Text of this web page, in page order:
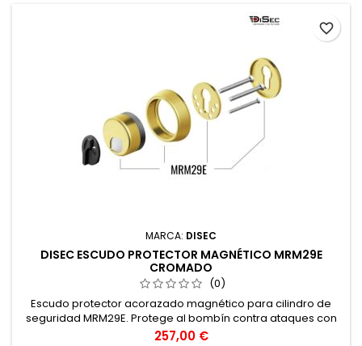
MARCA: DISEC
DISEC ESCUDO PROTECTOR MAGNÉTICO MRM29E
CROMADO
(0)
Escudo protector acorazado magnético para cilindro de
seguridad MRM29E. Protege al bombín contra ataques con
violencia y vandalismo.
Precio
257,00 €
favorite_border